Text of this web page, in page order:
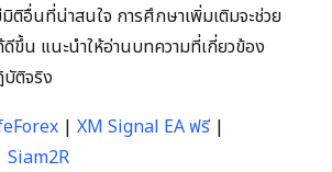
ติอื่นที่น่าสนใจ การศึกษาเพิ่มเติมจะช่วย
ดีขึ้น แนะนำให้อ่านบทความที่เกี่ยวข้อง
ติจริง
| XM Signal EA ฟรี|
Siam2R